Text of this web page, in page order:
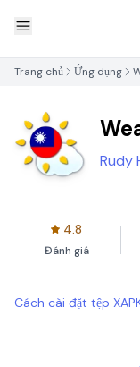
Trang chủ Ứng dụng
Rudy
4.8
Đánh giá
Cách cài đặt tệp